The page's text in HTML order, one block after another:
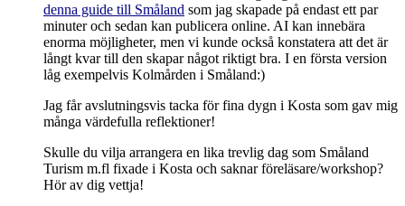
denna guide till Småland som jag skapade på endast ett par
minuter och sedan kan publicera online. AI kan innebära
enorma möjligheter, men vi kunde också konstatera att det är
långt kvar till den skapar något riktigt bra. I en första version
låg exempelvis Kolmården i Småland:)
Jag får avslutningsvis tacka för fina dygn i Kosta som gav mig
många värdefulla reflektioner!
Skulle du vilja arrangera en lika trevlig dag som Småland
Turism m.fl fixade i Kosta och saknar föreläsare/workshop?
Hör av dig vettja!